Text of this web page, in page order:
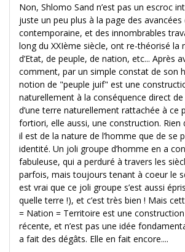
Non, Shlomo Sand n’est pas un escroc
juste un peu plus à la page des avancées
contemporaine, et des innombrables
long du XXIème siècle, ont re-théorisé la
d’Etat, de peuple, de nation, etc... Après
comment, par un simple constat de son
notion de "peuple juif" est une
naturellement à la conséquence direct de
d’une terre naturellement rattachée à ce
fortiori, elle aussi, une construction. Rien
il est de la nature de l’homme que de se
identité. Un joli groupe d’homme en a
fabuleuse, qui a perduré à travers les
parfois, mais toujours tenant à coeur le
est vrai que ce joli groupe s’est aussi
quelle terre !), et c’est très bien ! Mais
= Nation = Territoire est une
récente, et n’est pas une idée
a fait des dégâts. Elle en fait encore....